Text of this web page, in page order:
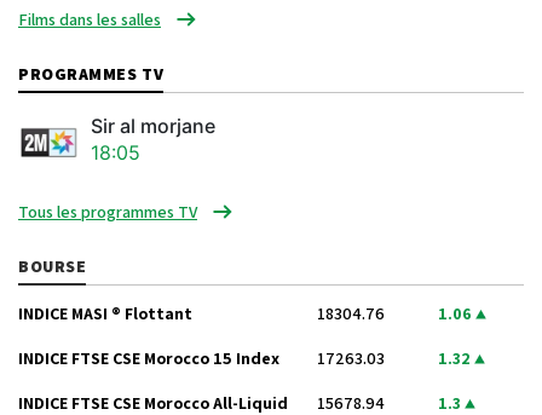
Films dans les salles
PROGRAMMES TV
Sir al morjane
18:05
Tous les programmes TV
BOURSE
INDICE MASI ® Flottant 18304.76 1.06
INDICE FTSE CSE Morocco 15 Index 17263.03 1.32
INDICE FTSE CSE Morocco All-Liquid 15678.94 1.3